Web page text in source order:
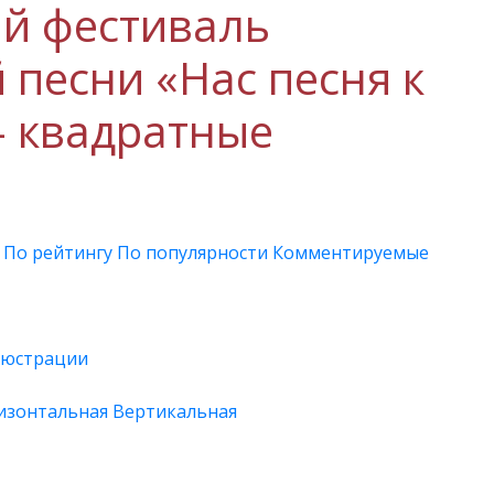
фестиваль
«Нас песня к
По рейтингу По популярности Комментируемые
Вертикальная